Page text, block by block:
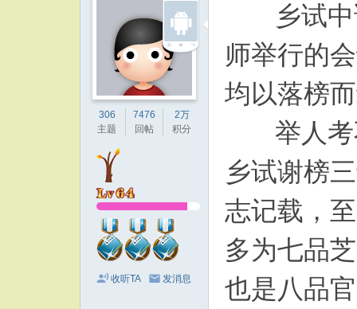
306
主题
7476
回帖
2万
积分
收听TA 发消息
乡试中试
师举行的
均以落榜
举人考
乡试谢榜
志记载，
多为七品
也是八品